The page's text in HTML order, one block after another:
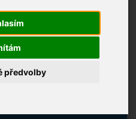
předvolby